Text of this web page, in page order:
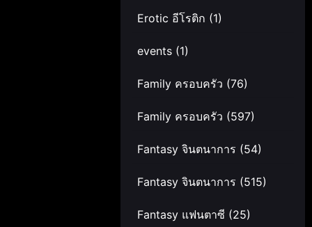
Erotic อีโรติก (1)
events (1)
Family ครอบครัว (76)
Family ครอบครัว (597)
Fantasy จินตนาการ (54)
Fantasy จินตนาการ (515)
Fantasy แฟนตาซี (25)